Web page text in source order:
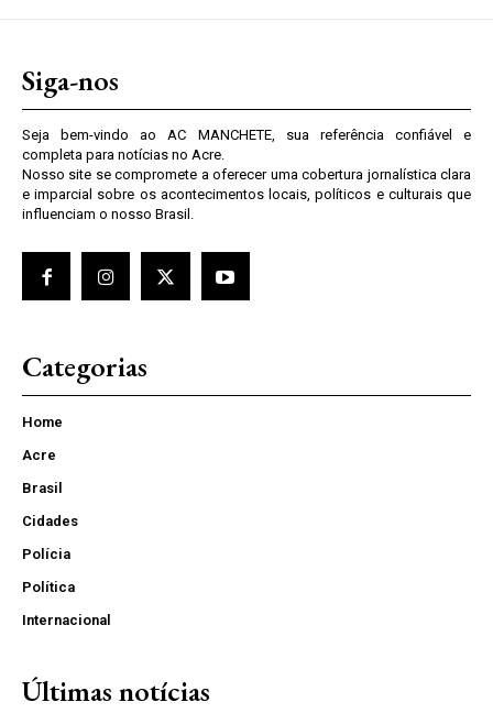
Siga-nos
Seja bem-vindo ao AC MANCHETE, sua referência confiável e
completa para notícias no Acre.
Nosso site se compromete a oferecer uma cobertura jornalística clara
e imparcial sobre os acontecimentos locais, políticos e culturais que
influenciam o nosso Brasil.
Categorias
Home
Acre
Brasil
Cidades
Polícia
Política
Internacional
Últimas notícias